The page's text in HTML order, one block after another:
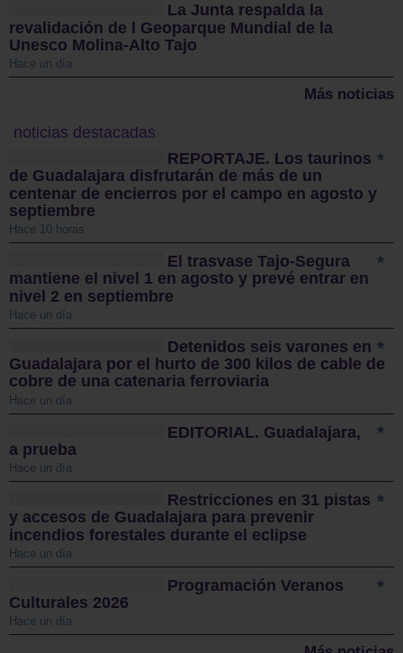
La Junta respalda la
revalidación de l Geoparque Mundial de la
Unesco Molina-Alto Tajo
Hace un día
Más noticias
noticias destacadas
REPORTAJE. Los taurinos
de Guadalajara disfrutarán de más de un
centenar de encierros por el campo en agosto y
septiembre
Hace 10 horas
El trasvase Tajo-Segura
mantiene el nivel 1 en agosto y prevé entrar en
nivel 2 en septiembre
Hace un día
Detenidos seis varones en
Guadalajara por el hurto de 300 kilos de cable de
cobre de una catenaria ferroviaria
Hace un día
EDITORIAL. Guadalajara,
a prueba
Hace un día
Restricciones en 31 pistas
y accesos de Guadalajara para prevenir
incendios forestales durante el eclipse
Hace un día
Programación Veranos
Culturales 2026
Hace un día